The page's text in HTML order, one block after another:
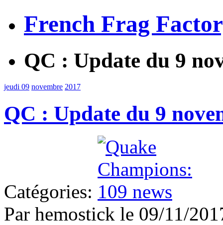
French Frag
QC : Update du 9
jeudi 09 novembre 2017
QC : Update du 9
Catégories:
Par hemostick le 09/11/